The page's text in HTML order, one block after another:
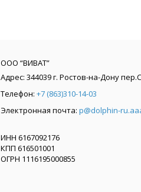
ООО “ВИВАТ”
Адрес: 344039г. Ростов-на-Дону
Телефон: +7 (863)310-14-03
Электронная почта: p@dolphin-
ИНН 6167092176
КПП 616501001
ОГРН 1116195000855